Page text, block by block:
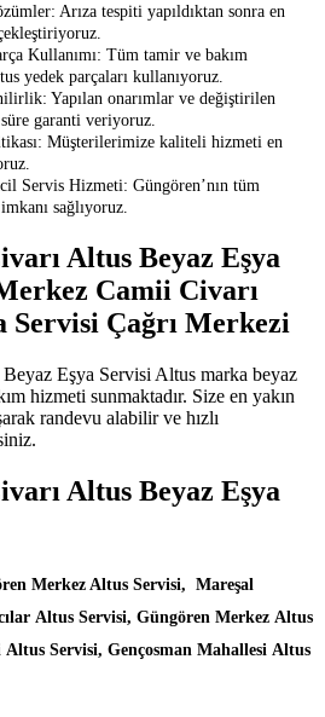
Arıza tespiti yapıldıktan sonra en
Kullanımı: Tüm tamir ve bakım
yedek parçaları kullanıyoruz.
Yapılan onarımlar ve değiştirilen
garanti veriyoruz.
Müşterilerimize kaliteli hizmeti en
Servis Hizmeti: Güngören’nın tüm
sağlıyoruz.
Altus Beyaz Eşya
Camii Civarı
Servisi Çağrı Merkezi
Eşya Servisi Altus marka beyaz
hizmeti sunmaktadır. Size en yakın
randevu alabilir ve hızlı
Altus Beyaz Eşya
Merkez Altus Servisi, Mareşal
Altus Servisi, Güngören Merkez Altus
Altus Servisi, Gençosman Mahallesi Altus